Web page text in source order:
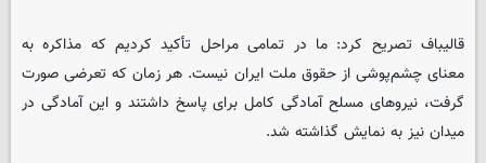
قالیباف تصریح کرد: ما در تمامی مراحل تأکید کردیم که مذاکره به
معنای چشم‌پوشی از حقوق ملت ایران نیست. هر زمان که تعرضی صورت
گرفت، نیروهای مسلح آمادگی کامل برای پاسخ داشتند و این آمادگی در
میدان نیز به نمایش گذاشته شد.